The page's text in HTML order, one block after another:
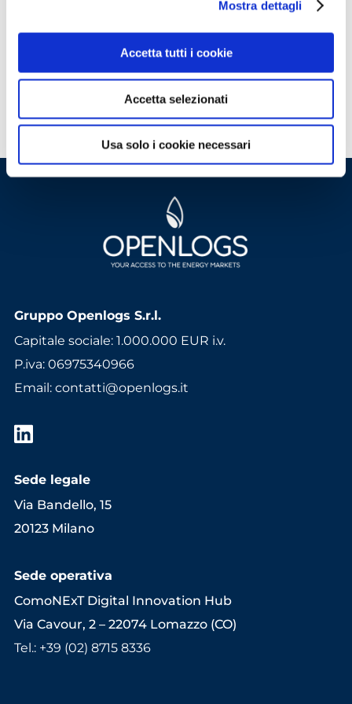
Mostra dettagli
Accetta tutti i cookie
Accetta selezionati
Usa solo i cookie necessari
ACCEDI
Non hai le credenziali?Scopri come
accedere
Gruppo Openlogs S.r.l.
Capitale sociale: 1.000.000 EUR i.v.
P.iva: 06975340966
Email: contatti@openlogs.it
Sede legale
Via Bandello, 15
20123 Milano
Sede operativa
ComoNExT Digital Innovation Hub
Via Cavour, 2 – 22074 Lomazzo (CO)
Tel.: +39 (02) 8715 8336